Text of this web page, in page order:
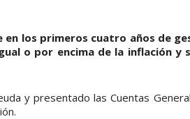
en los primeros cuatro años de
o por encima de la inflación y
y presentado las Cuentas